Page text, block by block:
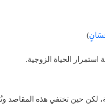
)
الحياة الزوجية.
لكن حين تختفي هذه المقاصد